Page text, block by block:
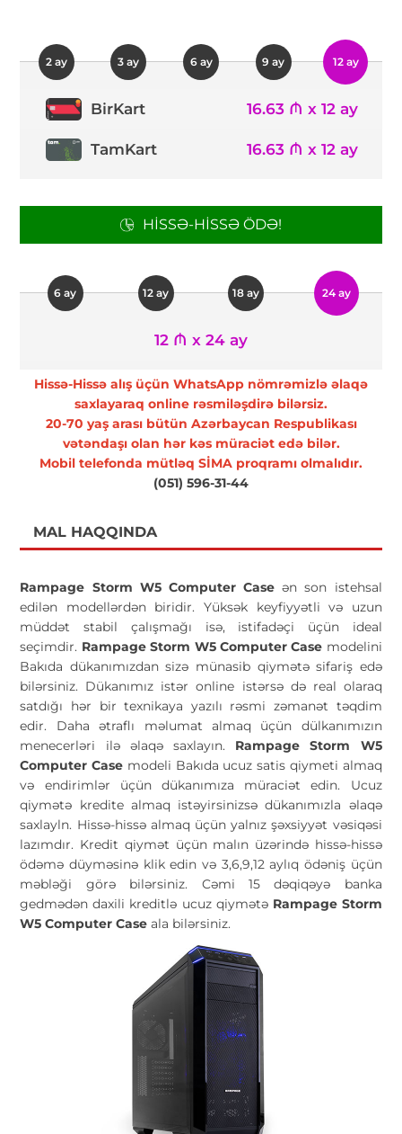
2 ay 3 ay 6 ay 9 ay 12 ay
BirKart 16.63 ₼ x 12 ay
TamKart 16.63 ₼ x 12 ay
HISSƏ-HISSƏ ÖDƏ!
6 ay 12 ay 18 ay 24 ay
12 ₼ x 24 ay
Hissə-Hissə alış üçün WhatsApp nömrəmizlə əlaqə
saxlayaraq online rəsmiləşdirə bilərsiz.
20-70 yaş arası bütün Azərbaycan Respublikası
vətəndaşı olan hər kəs müraciət edə bilər.
Mobil telefonda mütləq SİMA proqramı olmalıdır.
(051) 596-31-44
MAL HAQQINDA
Rampage Storm W5 Computer Caseən son istehsal
edilən modellərdən biridir. Yüksək keyfiyyətli və uzun
müddət stabil çalışmağı isə, istifadəçi üçün ideal
seçimdir. Rampage Storm W5 Computer Case modelini
Bakıda dükanımızdan sizə münasib qiymətə sifariş edə
bilərsiniz. Dükanımız istər online istərsə də real olaraq
satdığı hər bir texnikaya yazılı rəsmi zəmanət təqdim
edir. Daha ətraflı məlumat almaq üçün dülkanımızın
menecerləri ilə əlaqə saxlayın. Rampage Storm W5
Computer Case modeli Bakıda ucuz satis qiymeti almaq
və endirimlər üçün dükanımıza müraciət edin. Ucuz
qiymətə kredite almaq istəyirsinizsə dükanımızla əlaqə
saxlayln. Hissə-hissə almaq üçün yalnız şəxsiyyət vəsiqəsi
lazımdır. Kredit qiymət üçün malın üzərində hissə-hissə
ödəmə düyməsinə klik edin və 3,6,9,12 aylıq ödəniş üçün
məbləği görə bilərsiniz. Cəmi 15 dəqiqəyə banka
gedmədən daxili kreditlə ucuz qiymətə Rampage Storm
W5 Computer Case ala bilərsiniz.